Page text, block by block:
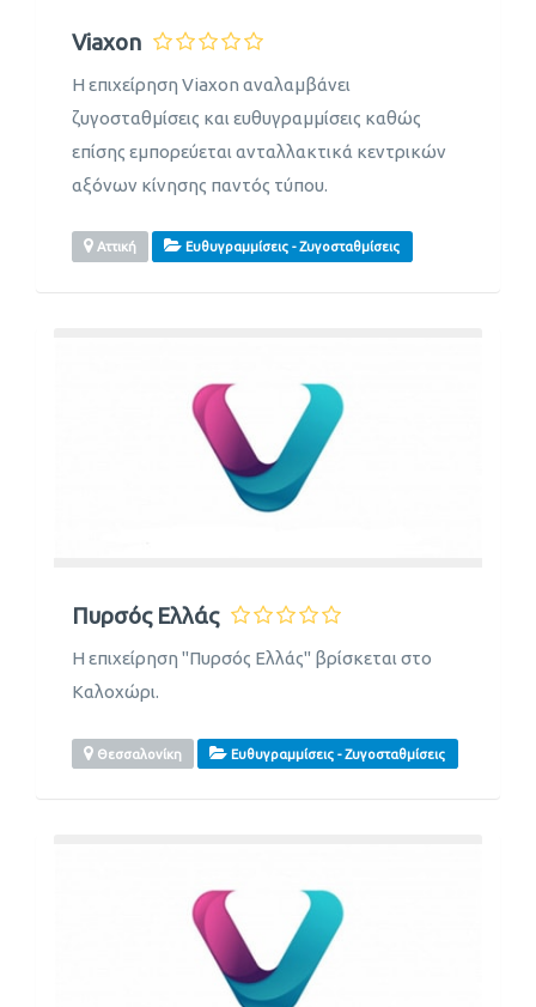
Viaxon
Η επιχείρηση Viaxon αναλαμβάνει
ζυγοσταθμίσεις και ευθυγραμμίσεις καθώς
επίσης εμπορεύεται ανταλλακτικά κεντρικών
αξόνων κίνησης παντός τύπου.
Αττική Ευθυγραμμίσεις - Ζυγοσταθμίσεις
Πυρσός Ελλάς
Η επιχείρηση ''Πυρσός Ελλάς'' βρίσκεται στο
Καλοχώρι.
Θεσσαλονίκη Ευθυγραμμίσεις - Ζυγοσταθμίσεις